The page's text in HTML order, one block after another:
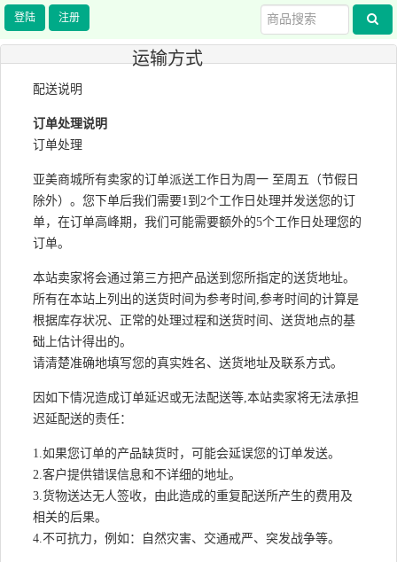
注册
运输方式
配送说明
订单处理说明
订单处理
亚美商城所有卖家的订单派送工作日为周一 至周五（节假日
除外）。您下单后我们需要1到2个工作日处理并发送您的订
单，在订单高峰期，我们可能需要额外的5个工作日处理您的
订单。
本站卖家将会通过第三方把产品送到您所指定的送货地址。
所有在本站上列出的送货时间为参考时间,参考时间的计算是
根据库存状况、正常的处理过程和送货时间、送货地点的基
础上估计得出的。
请清楚准确地填写您的真实姓名、送货地址及联系方式。
因如下情况造成订单延迟或无法配送等,本站卖家将无法承担
迟延配送的责任：
1.如果您订单的产品缺货时，可能会延误您的订单发送。
2.客户提供错误信息和不详细的地址。
3.货物送达无人签收，由此造成的重复配送所产生的费用及
相关的后果。
4.不可抗力，例如：自然灾害、交通戒严、突发战争等。